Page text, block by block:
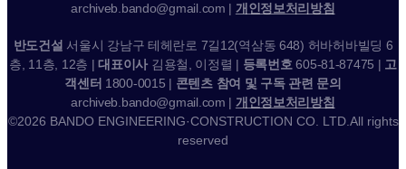
archiveb.bando@gmail.com | 개인정보처리방침
반도건설 서울시 강남구 테헤란로 7길12(역삼동 648) 허바허바빌딩 6
층, 11층, 12층 |대표이사 김용철, 이정렬 | 등록번호605-81-87475 | 고
객센터 1800-0015 | 콘텐츠 참여 및 구독 관련 문의
archiveb.bando@gmail.com | 개인정보처리방침
©2026 BANDO ENGINEERING·CONSTRUCTION CO. LTD.All rights
reserved